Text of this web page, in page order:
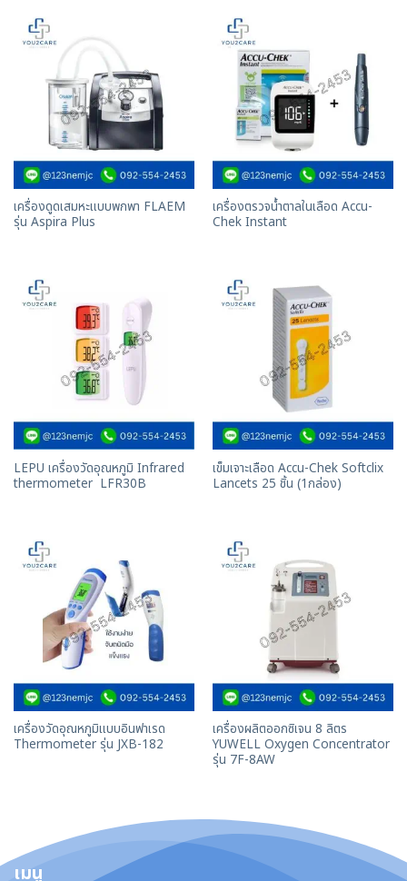
เครื่องดูดเสมหะแบบพกพา FLAEM
รุ่น Aspira Plus
เครื่องตรวจน้ำตาลในเลือด Accu-
Chek Instant
LEPU เครื่องวัดอุณหภูมิ Infrared
thermometer LFR30B
เข็มเจาะเลือด Accu-Chek Softclix
Lancets 25 ชิ้น (1กล่อง)
เครื่องวัดอุณหภูมิแบบอินฟาเรด
Thermometer รุ่น JXB-182
เครื่องผลิตออกซิเจน 8 ลิตร
YUWELL Oxygen Concentrator
รุ่น 7F-8AW
เมนู